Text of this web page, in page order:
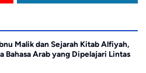
Malik dan Sejarah Kitab Alfiyah,
Bahasa Arab yang Dipelajari Lintas